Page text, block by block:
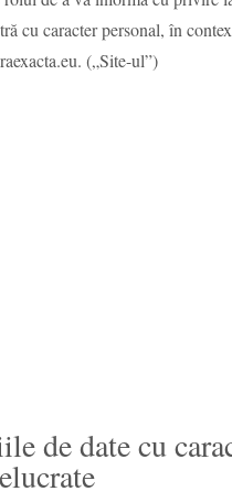
cu caracter personal, în
(„Site-ul”)
de date cu